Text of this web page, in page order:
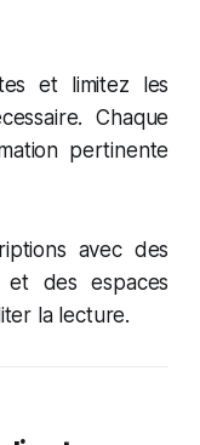
et limitez les
Chaque
pertinente
avec des
des espaces
la lecture.